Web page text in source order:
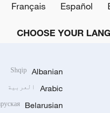
Español
Français
CHOOSE YOUR
Albanian
Shqip
Arabic العربية
Belarusian